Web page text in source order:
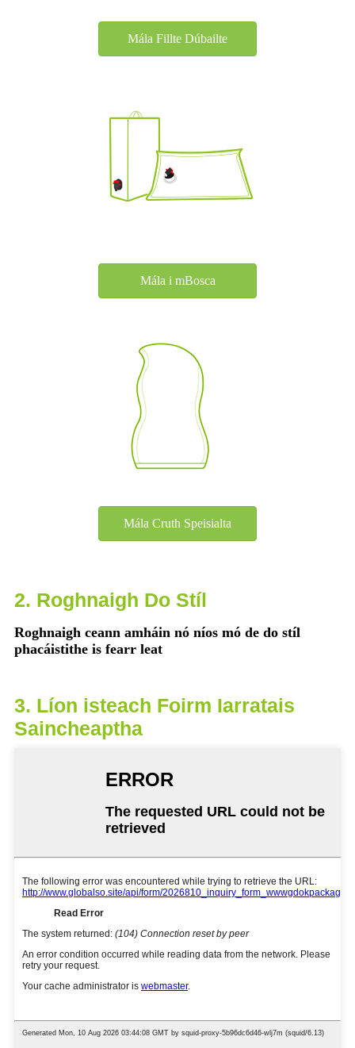
Mála Fillte Dúbailte
Mála i mBosca
Mála Cruth Speisialta
2. Roghnaigh Do Stíl
Roghnaigh ceann amháin nó níos mó de do stíl
phacáistithe is fearr leat
3. Líon isteach Foirm Iarratais
Saincheaptha